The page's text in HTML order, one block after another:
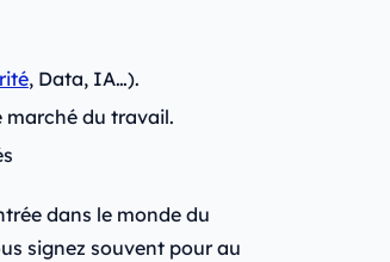
, Data, IA…).
marché du travail.
dans le monde du
signez souvent pour au